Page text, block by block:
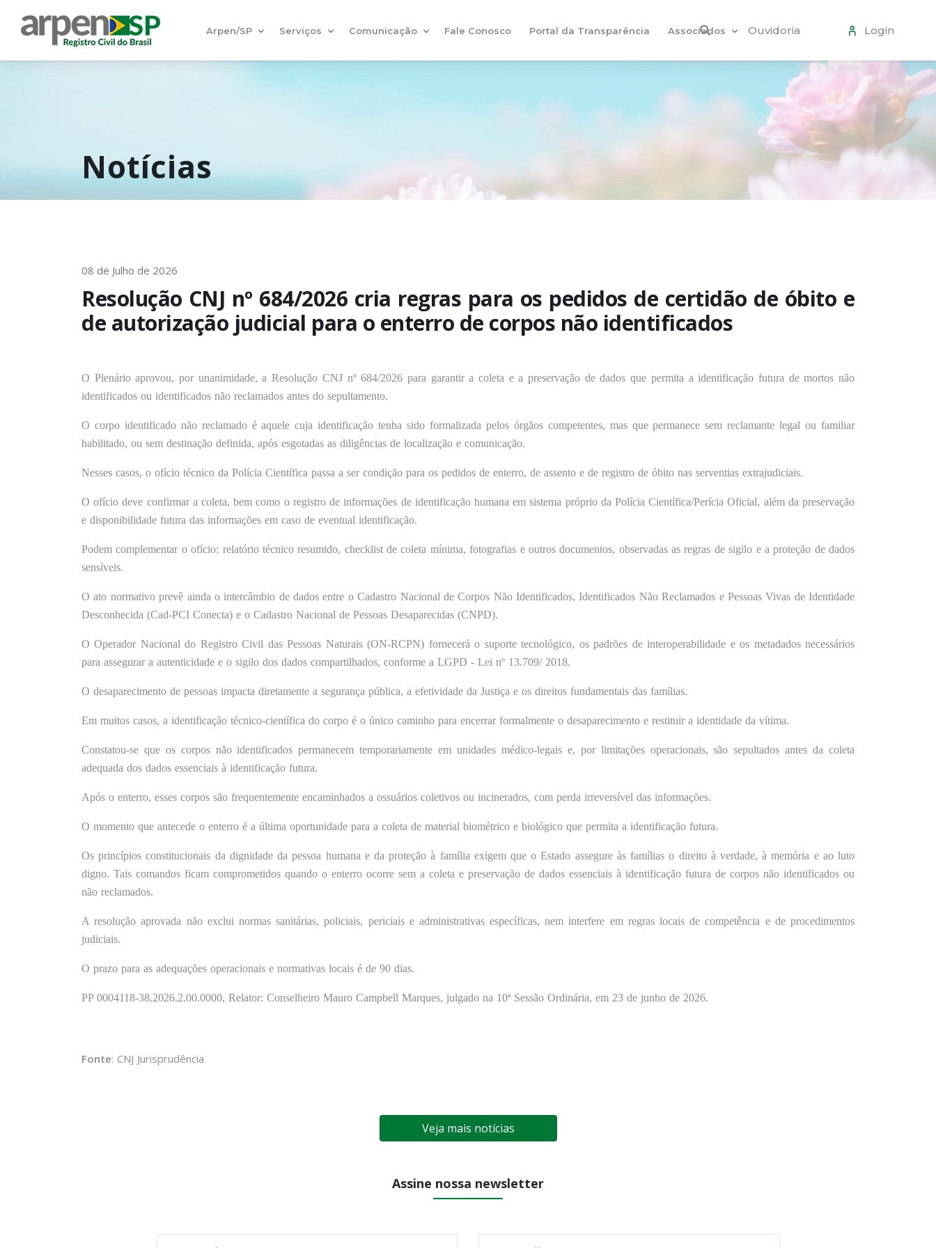
Arpen/SP Serviços Comunicação Fale Conosco Portal da Transparência Associados Ouvidoria Login
Notícias
08 de Julho de 2026
Resolução CNJ nº 684/2026 cria regras para os pedidos de certidão de óbito e
de autorização judicial para o enterro de corpos não identificados
O Plenário aprovou, por unanimidade, a Resolução CNJ nº 684/2026 para garantir a coleta e a preservação de dados que permita a identificação futura de mortos não
identificados ou identificados não reclamados antes do sepultamento.
O corpo identificado não reclamado é aquele cuja identificação tenha sido formalizada pelos órgãos competentes, mas que permanece sem reclamante legal ou familiar
habilitado, ou sem destinação definida, após esgotadas as diligências de localização e comunicação.
Nesses casos, o ofício técnico da Polícia Científica passa a ser condição para os pedidos de enterro, de assento e de registro de óbito nas serventias extrajudiciais.
O ofício deve confirmar a coleta, bem como o registro de informações de identificação humana em sistema próprio da Polícia Científica/Perícia Oficial, além da preservação
e disponibilidade futura das informações em caso de eventual identificação.
Podem complementar o ofício: relatório técnico resumido, checklist de coleta mínima, fotografias e outros documentos, observadas as regras de sigilo e a proteção de dados
sensíveis.
O ato normativo prevê ainda o intercâmbio de dados entre o Cadastro Nacional de Corpos Não Identificados, Identificados Não Reclamados e Pessoas Vivas de Identidade
Desconhecida (Cad-PCI Conecta) e o Cadastro Nacional de Pessoas Desaparecidas (CNPD).
O Operador Nacional do Registro Civil das Pessoas Naturais (ON-RCPN) fornecerá o suporte tecnológico, os padrões de interoperabilidade e os metadados necessários
para assegurar a autenticidade e o sigilo dos dados compartilhados, conforme a LGPD - Lei nº 13.709/ 2018.
O desaparecimento de pessoas impacta diretamente a segurança pública, a efetividade da Justiça e os direitos fundamentais das famílias.
Em muitos casos, a identificação técnico-científica do corpo é o único caminho para encerrar formalmente o desaparecimento e restituir a identidade da vítima.
Constatou-se que os corpos não identificados permanecem temporariamente em unidades médico-legais e, por limitações operacionais, são sepultados antes da coleta
adequada dos dados essenciais à identificação futura.
Após o enterro, esses corpos são frequentemente encaminhados a ossuários coletivos ou incinerados, com perda irreversível das informações.
O momento que antecede o enterro é a última oportunidade para a coleta de material biométrico e biológico que permita a identificação futura.
Os princípios constitucionais da dignidade da pessoa humana e da proteção à família exigem que o Estado assegure às famílias o direito à verdade, à memória e ao luto
digno. Tais comandos ficam comprometidos quando o enterro ocorre sem a coleta e preservação de dados essenciais à identificação futura de corpos não identificados ou
não reclamados.
A resolução aprovada não exclui normas sanitárias, policiais, periciais e administrativas específicas, nem interfere em regras locais de competência e de procedimentos
judiciais.
O prazo para as adequações operacionais e normativas locais é de 90 dias.
PP 0004118-38.2026.2.00.0000, Relator: Conselheiro Mauro Campbell Marques, julgado na 10ª Sessão Ordinária, em 23 de junho de 2026.
Fonte: CNJ Jurisprudência
Veja mais notícias
Assine nossa newsletter